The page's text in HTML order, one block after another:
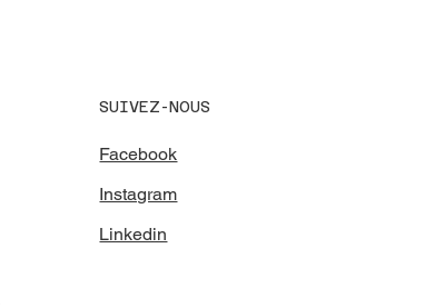
SUIVEZ-NOUS
Facebook
Instagram
Linkedin